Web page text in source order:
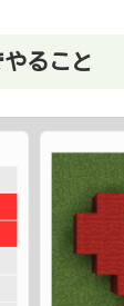
ること